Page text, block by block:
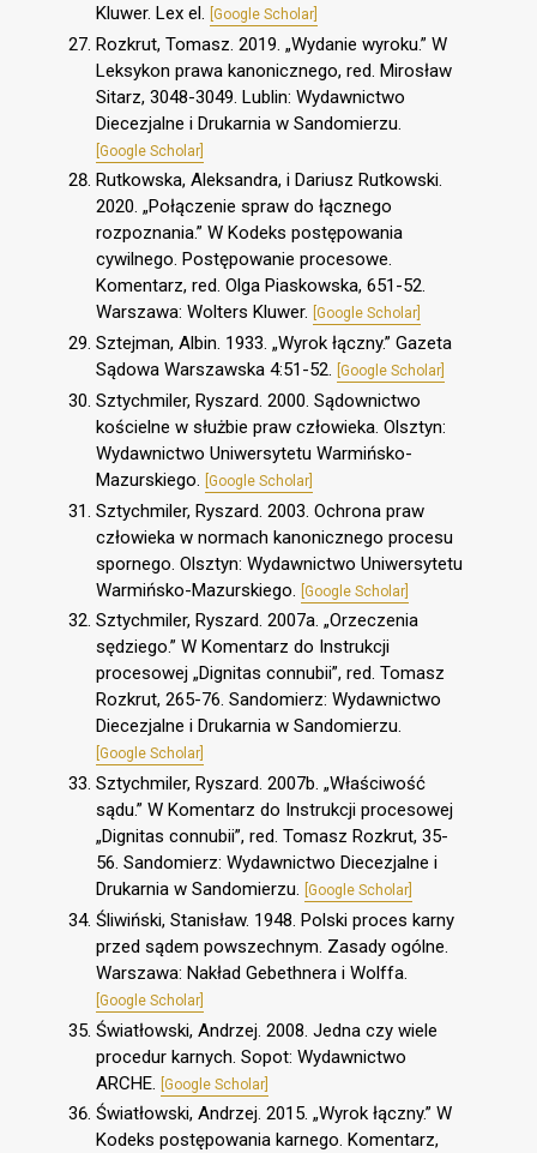
Kluwer. Lex el. [Google Scholar]
Rozkrut, Tomasz. 2019. „Wydanie wyroku.” W
Leksykon prawa kanonicznego, red. Mirosław
Sitarz, 3048-3049. Lublin: Wydawnictwo
Diecezjalne i Drukarnia w Sandomierzu.
[Google Scholar]
Rutkowska, Aleksandra, i Dariusz Rutkowski.
2020. „Połączenie spraw do łącznego
rozpoznania.” W Kodeks postępowania
cywilnego. Postępowanie procesowe.
Komentarz, red. Olga Piaskowska, 651-52.
Warszawa: Wolters Kluwer. [Google Scholar]
Sztejman, Albin. 1933. „Wyrok łączny.” Gazeta
Sądowa Warszawska 4:51-52. [Google Scholar]
Sztychmiler, Ryszard. 2000. Sądownictwo
kościelne w służbie praw człowieka. Olsztyn:
Wydawnictwo Uniwersytetu Warmińsko-
Mazurskiego. [Google Scholar]
Sztychmiler, Ryszard. 2003. Ochrona praw
człowieka w normach kanonicznego procesu
spornego. Olsztyn: Wydawnictwo Uniwersytetu
Warmińsko-Mazurskiego.
[Google Scholar]
Sztychmiler, Ryszard. 2007a. „Orzeczenia
sędziego.” W Komentarz do Instrukcji
procesowej „Dignitas connubii”, red. Tomasz
Rozkrut, 265-76. Sandomierz: Wydawnictwo
Diecezjalne i Drukarnia w Sandomierzu.
[Google Scholar]
Sztychmiler, Ryszard. 2007b. „Właściwość
sądu.” W Komentarz do Instrukcji procesowej
„Dignitas connubii”, red. Tomasz Rozkrut, 35-
56. Sandomierz: Wydawnictwo Diecezjalne i
Drukarnia w Sandomierzu. [Google Scholar]
Śliwiński, Stanisław. 1948. Polski proces karny
przed sądem powszechnym. Zasady ogólne.
Warszawa: Nakład Gebethnera i Wolffa.
[Google Scholar]
Światłowski, Andrzej. 2008. Jedna czy wiele
procedur karnych. Sopot: Wydawnictwo
ARCHE.
[Google Scholar]
Światłowski, Andrzej. 2015. „Wyrok łączny.” W
Kodeks postępowania karnego. Komentarz,